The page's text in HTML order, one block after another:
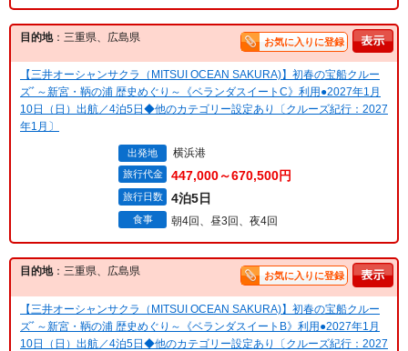
目的地：三重県、広島県 お気に入りに登録
【三井オーシャンサクラ（MITSUI OCEAN SAKURA)】初春の宝船クルー
ズﾞ～新宮・鞆の浦 歴史めぐり～《ベランダスイートC》利用●2027年1月
10日（日）出航／4泊5日◆他のカテゴリー設定あり〔クルーズ紀行：2027
年1月〕
出発地 横浜港
旅行代金 447,000～670,500円
旅行日数 4泊5日
食事 朝4回、昼3回、夜4回
目的地：三重県、広島県 お気に入りに登録
【三井オーシャンサクラ（MITSUI OCEAN SAKURA)】初春の宝船クルー
ズﾞ～新宮・鞆の浦 歴史めぐり～《ベランダスイートB》利用●2027年1月
10日（日）出航／4泊5日◆他のカテゴリー設定あり〔クルーズ紀行：2027